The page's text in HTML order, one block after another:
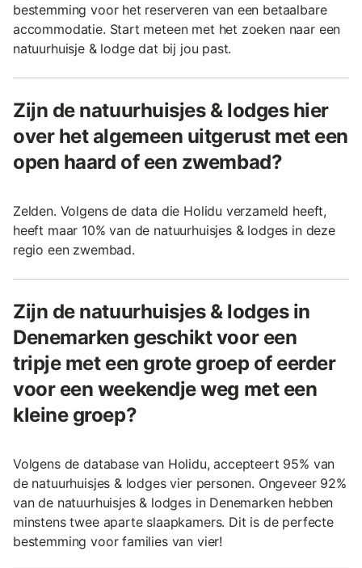
bestemming voor het reserveren van een betaalbare
accommodatie. Start meteen met het zoeken naar een
natuurhuisje & lodge dat bij jou past.
Zijn de natuurhuisjes & lodges hier
over het algemeen uitgerust met een
open haard of een zwembad?
Zelden. Volgens de data die Holidu verzameld heeft,
heeft maar 10% van de natuurhuisjes & lodges in deze
regio een zwembad.
Zijn de natuurhuisjes & lodges in
Denemarken geschikt voor een
tripje met een grote groep of eerder
voor een weekendje weg met een
kleine groep?
Volgens de database van Holidu, accepteert 95% van
de natuurhuisjes & lodges vier personen. Ongeveer 92%
van de natuurhuisjes & lodges in Denemarken hebben
minstens twee aparte slaapkamers. Dit is de perfecte
bestemming voor families van vier!